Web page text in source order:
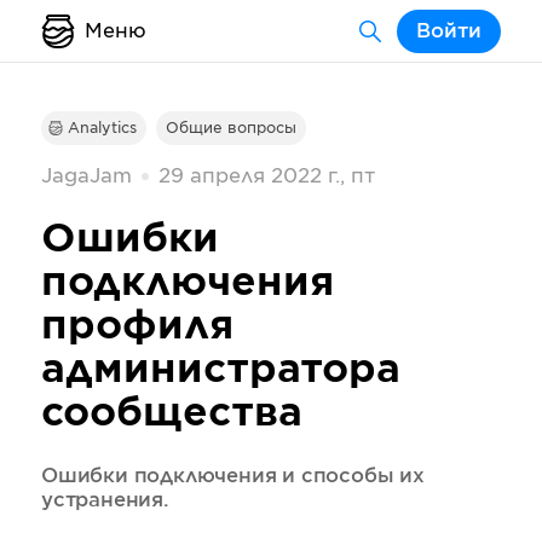
Меню Войти
Analytics Общие вопросы
JagaJam 29 апреля 2022 г., пт
Ошибки
подключения
профиля
администратора
сообщества
Ошибки подключения и способы их
устранения.